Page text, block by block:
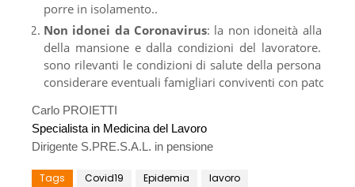
porre in isolamento..
Non idonei da Coronavirus: la non idoneità alla
della mansione e dalla condizioni del lavoratore. E’
sono rilevanti le condizioni di salute della persona ed
considerare eventuali famigliari conviventi con
Carlo PROIETTI
Specialista in Medicina del Lavoro
Dirigente S.PRE.S.A.L. in pensione
Tags Covid19 Epidemia
lavoro